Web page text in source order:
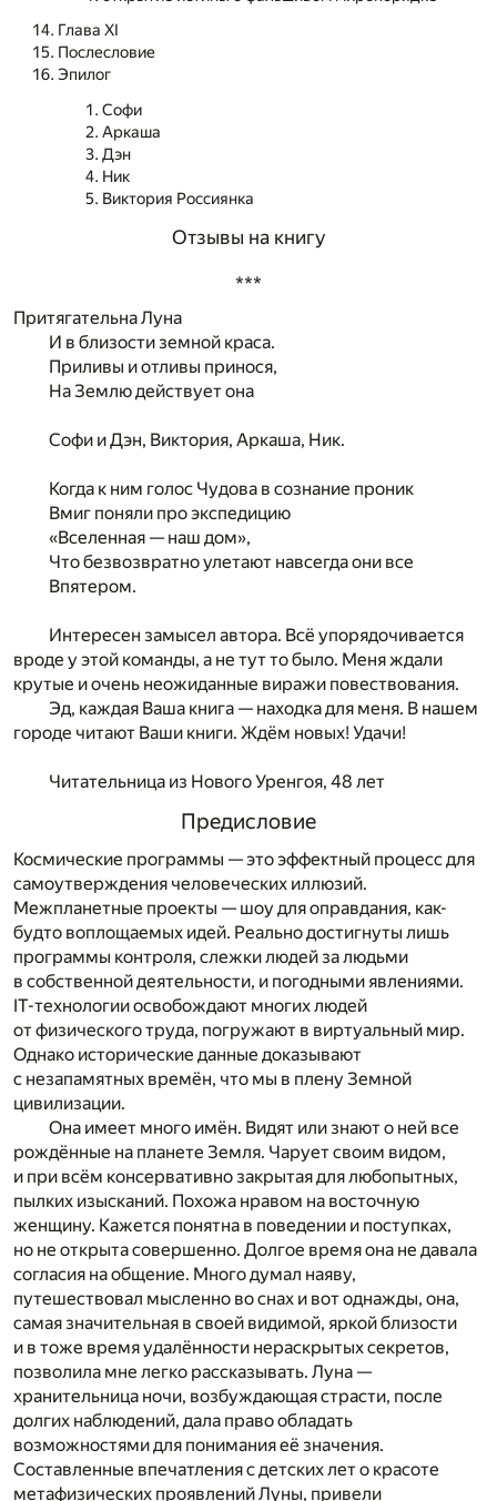
Глава ХI
Послесловие
Эпилог
Софи
Аркаша
Дэн
Ник
Виктория Россиянка
Отзывы на книгу
***
Притягательна Луна
И в близости земной краса.
Приливы и отливы принося,
На Землю действует она
Софи и Дэн, Виктория, Аркаша, Ник.
Когда к ним голос Чудова в сознание проник
Вмиг поняли про экспедицию
«Вселенная — наш дом»,
Что безвозвратно улетают навсегда они все
Впятером.
Интересен замысел автора. Всё упорядочивается
вроде у этой команды, а не тут то было. Меня ждали
крутые и очень неожиданные виражи повествования.
Эд, каждая Ваша книга — находка для меня. В нашем
городе читают Ваши книги. Ждём новых! Удачи!
Читательница из Нового Уренгоя, 48 лет
Предисловие
Космические программы — это эффектный процесс для
самоутверждения человеческих иллюзий.
Межпланетные проекты — шоу для оправдания, как-
будто воплощаемых идей. Реально достигнуты лишь
программы контроля, слежки людей за людьми
в собственной деятельности, и погодными явлениями.
IT-технологии освобождают многих людей
от физического труда, погружают в виртуальный мир.
Однако исторические данные доказывают
с незапамятных времён, что мы в плену Земной
цивилизации.
Она имеет много имён. Видят или знают о ней все
рождённые на планете Земля. Чарует своим видом,
и при всём консервативно закрытая для любопытных,
пылких изысканий. Похожа нравом на восточную
женщину. Кажется понятна в поведении и поступках,
но не открыта совершенно. Долгое время она не давала
согласия на общение. Много думал наяву,
путешествовал мысленно во снах и вот однажды, она,
самая значительная в своей видимой, яркой близости
и в тоже время удалённости нераскрытых секретов,
позволила мне легко рассказывать. Луна —
хранительница ночи, возбуждающая страсти, после
долгих наблюдений, дала право обладать
возможностями для понимания её значения.
Составленные впечатления с детских лет о красоте
метафизических проявлений Луны, привели